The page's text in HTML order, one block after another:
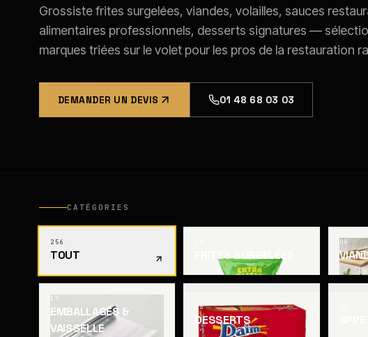
Grossiste frites surgelées, viandes, volailles, sauces
alimentaires professionnels, desserts signatures —
marques triées sur le volet pour les pros de la restauration
DEMANDER UN DEVIS 01 48 68 03 03
CATÉGORIES
256
TOUT FRITES SURGELÉES
08
19
EMBALLAGES &
VAISSELLE
08
DESSERTS